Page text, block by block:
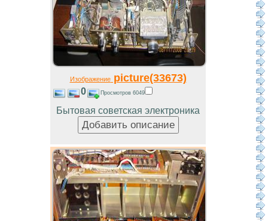
Изображениеpicture(33673)
0 Просмотров 6049
Бытовая советская электроника